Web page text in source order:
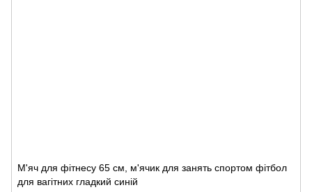
М'яч для фітнесу 65 см, м'ячик для занять спортом фітбол
для вагітних гладкий синій